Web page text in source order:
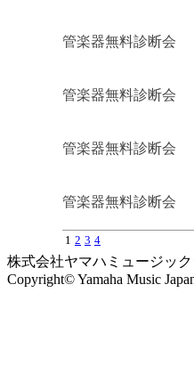
管楽器無料診断会
管楽器無料診断会
管楽器無料診断会
管楽器無料診断会
1 2 3 4
株式会社ヤマハミュージッ
Copyright© Yamaha Music